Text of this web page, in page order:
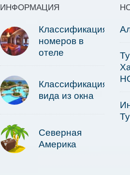
ИНФОРМАЦИЯ
Классификация
номеров в
отеле
Классификация
вида из окна
Северная
Америка